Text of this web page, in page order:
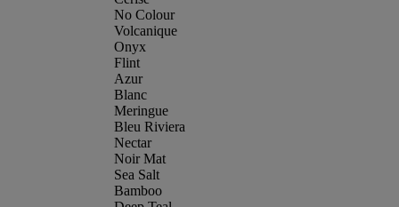
No Colour
Volcanique
Onyx
Flint
Azur
Blanc
Meringue
Bleu Riviera
Nectar
Noir Mat
Sea Salt
Bamboo